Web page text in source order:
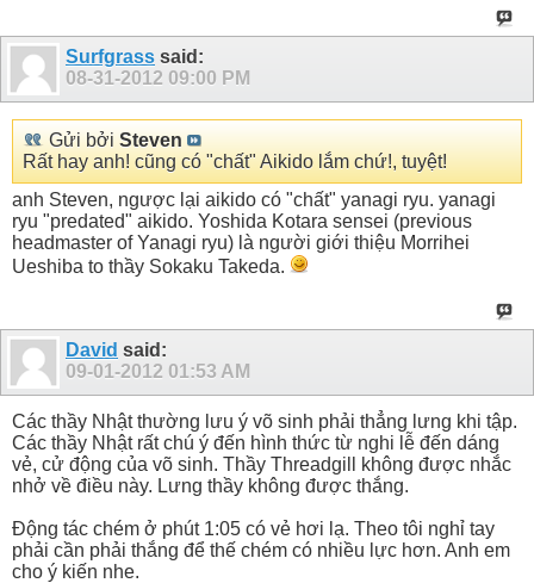
Surfgrass said:
08-31-2012 09:00 PM
Gửi bởi Steven
Rất hay anh! cũng có "chất" Aikido lắm chứ!, tuyệt!
anh Steven, ngược lại aikido có "chất" yanagi ryu. yanagi
ryu "predated" aikido. Yoshida Kotara sensei (previous
headmaster of Yanagi ryu) là người giới thiệu Morrihei
Ueshiba to thầy Sokaku Takeda.
David said:
09-01-2012 01:53 AM
Các thầy Nhật thường lưu ý võ sinh phải thẳng lưng khi tập.
Các thầy Nhật rất chú ý đến hình thức từ nghi lễ đến dáng
vẻ, cử động của võ sinh. Thầy Threadgill không được nhắc
nhở về điều này. Lưng thầy không được thắng.
Động tác chém ở phút 1:05 có vẻ hơi lạ. Theo tôi nghỉ tay
phải cần phải thắng để thế chém có nhiều lực hơn. Anh em
cho ý kiến nhe.